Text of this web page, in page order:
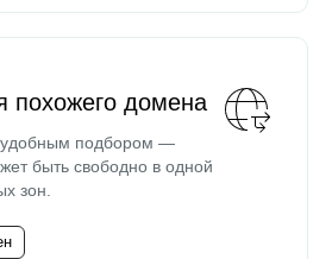
похожего домена
удобным подбором —
быть свободно в одной
зон.